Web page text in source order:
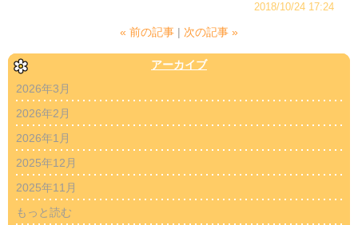
2018/10/24 17:24
« 前の記事 次の記事 »
アーカイブ
2026年3月
2026年2月
2026年1月
2025年12月
2025年11月
もっと読む